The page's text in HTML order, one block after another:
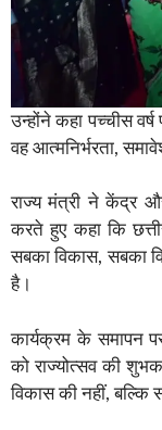
उन्होंने कहा पच्चीस
वह आत्मनिर्भरता,
राज्य मंत्री ने केंद्र
करते हुए कहा कि
सबका विकास, सबका
है।
कार्यक्रम के समापन
को राज्योत्सव की
विकास की नहीं, बल्कि